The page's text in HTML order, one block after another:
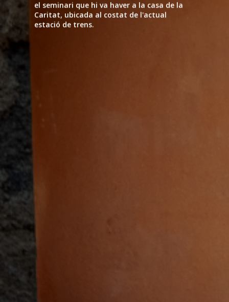
el seminari que hi va haver a la casa de la
Caritat, ubicada al costat de l'actual
estació de trens.